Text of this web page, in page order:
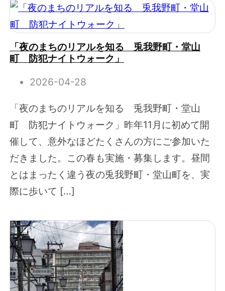
「夜のまちのリアルを知る 兎我野町・堂山
町 防犯ナイトウォーク」
2026-04-28
「夜のまちのリアルを知る 兎我野町・堂山
町 防犯ナイトウォーク」昨年11月に初めて開
催して、意外なほどたくさんの方にご参加いた
だきました。この春も実施・募集します。昼間
とはまったく違う夜の兎我野町・堂山町を、実
際に歩いて […]